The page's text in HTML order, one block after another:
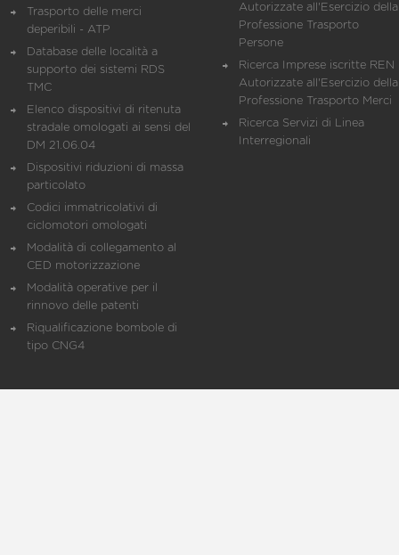
Trasporto delle merci
deperibili - ATP
Database delle località a
supporto dei sistemi RDS
TMC
Elenco dispositivi di ritenuta
stradale omologati ai sensi del
DM 21.06.04
Dispositivi riduzioni di massa
particolato
Codici immatricolativi di
ciclomotori omologati
Modalità di collegamento al
CED motorizzazione
Modalità operative per il
rinnovo delle patenti
Riqualificazione bombole di
tipo CNG4
Autorizzate all'Esercizio della
Professione Trasporto
Persone
Ricerca Imprese iscritte REN
Autorizzate all'Esercizio della
Professione Trasporto Merci
Ricerca Servizi di Linea
Interregionali